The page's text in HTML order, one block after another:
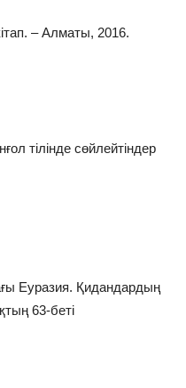
– Алматы, 2016.
тілінде сөйлейтіндер
Еуразия. Қидандардың
63-беті